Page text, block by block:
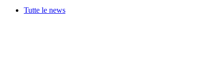
Tutte le news